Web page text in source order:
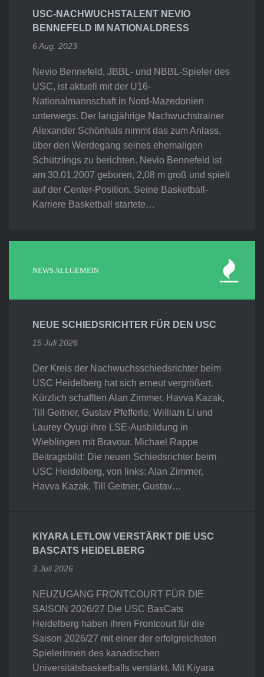
USC-NACHWUCHSTALENT NEVIO
BENNEFELD IM NATIONALDRESS
6 Aug. 2023
Nevio Bennefeld, JBBL- und NBBL-Spieler des
USC, ist aktuell mit der U16-
Nationalmannschaft in Nord-Mazedonien
unterwegs. Der langjährige Nachwuchstrainer
Alexander Schönhals nimmt das zum Anlass,
über den Werdegang seines ehemaligen
Schützlings zu berichten. Nevio Bennefeld ist
am 30.01.2007 geboren, 2,08 m groß und spielt
auf der Center-Position. Seine Basketball-
Karriere Basketball startete…
NEWS ALLGEMEIN
NEUE SCHIEDSRICHTER FÜR DEN USC
15 Juli 2026
Der Kreis der Nachwuchsschiedsrichter beim
USC Heidelberg hat sich erneut vergrößert.
Kürzlich schafften Alan Zimmer, Havva Kazak,
Till Geitner, Gustav Pfefferle, William Li und
Laurey Oyugi ihre LSE-Ausbildung in
Wieblingen mit Bravour. Michael Rappe
Beitragsbild: Die neuen Schiedsrichter beim
USC Heidelberg, von links: Alan Zimmer,
Havva Kazak, Till Geitner, Gustav…
KIYARA LETLOW VERSTÄRKT DIE USC
BASCATS HEIDELBERG
3 Juli 2026
NEUZUGANG FRONTCOURT FÜR DIE
SAISON 2026/27 Die USC BasCats
Heidelberg haben ihren Frontcourt für die
Saison 2026/27 mit einer der erfolgreichsten
Spielerinnen des kanadischen
Universitätsbasketballs verstärkt. Mit Kiyara